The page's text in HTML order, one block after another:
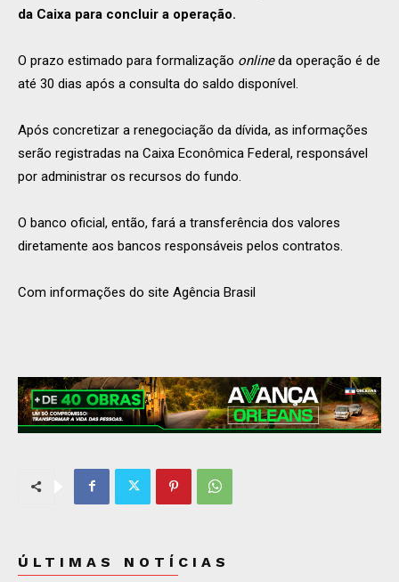
da Caixa para concluir a operação.
O prazo estimado para formalização onlineda operação é de
até 30 dias após a consulta do saldo disponível.
Após concretizar a renegociação da dívida, as informações
serão registradas na Caixa Econômica Federal, responsável
por administrar os recursos do fundo.
O banco oficial, então, fará a transferência dos valores
diretamente aos bancos responsáveis pelos contratos.
Com informações do site Agência Brasil
ÚLTIMAS NOTÍCIAS